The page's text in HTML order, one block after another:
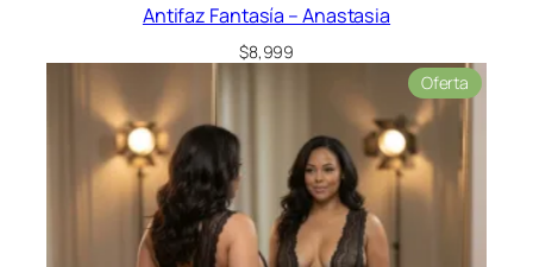
Antifaz Fantasía – Anastasia
$8,999
Oferta
en